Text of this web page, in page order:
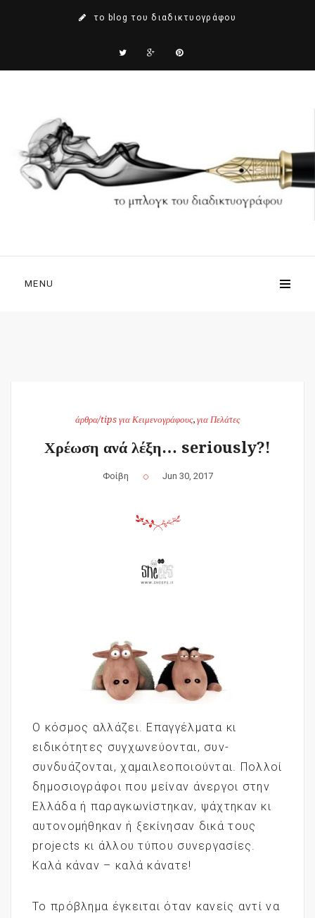
το blog του διαδικτυογράφου
MENU
άρθρα/tips για Κειμενογράφους, για Πελάτες
Χρέωση ανά λέξη… seriously?!
Φοίβη Jun 30, 2017
Ο κόσμος αλλάζει. Επαγγέλματα κι
ειδικότητες συγχωνεύονται, συν-
συνδυάζονται, χαμαιλεοποιούνται. Πολλοί
δημοσιογράφοι που μείναν άνεργοι στην
Ελλάδα ή παραγκωνίστηκαν, ψάχτηκαν κι
αυτονομήθηκαν ή ξεκίνησαν δικά τους
projects κι άλλου τύπου συνεργασίες.
Καλά κάναν – καλά κάνατε!
Το πρόβλημα έγκειται όταν κανείς αντί να